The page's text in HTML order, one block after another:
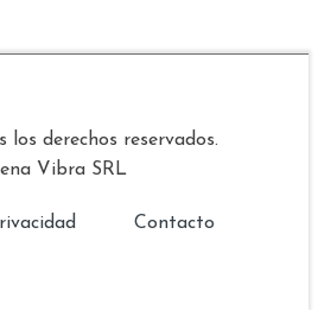
los derechos reservados.
Vibra SRL
Contacto